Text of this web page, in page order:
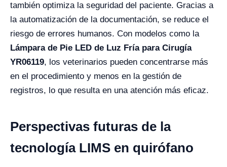
también optimiza la seguridad del paciente. Gracias a
la automatización de la documentación, se reduce el
riesgo de errores humanos. Con modelos como la
Lámpara de Pie LED de Luz Fría para Cirugía
YR06119, los veterinarios pueden concentrarse más
en el procedimiento y menos en la gestión de
registros, lo que resulta en una atención más eficaz.
Perspectivas futuras de la
tecnología LIMS en quirófano